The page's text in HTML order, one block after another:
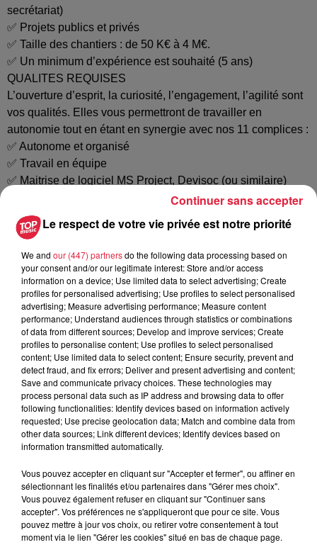
secrétariat)
✅ Projets publics et privés
✅ Taille des chantiers : de 50 K€ à 4 M€.
✅ Un minimum d’expérience est souhaité (5 ans)
QUALITES REQUISES
L’ouverture d’esprit, la curiosité, l’engagement, l’agilité sont
vos qualités. Elles vous permettront de travailler en
autonomie tout en étant en synergie avec nos 11 complices :
✅ Autonome et organisé
✅ Travail en équipe
✅ Maitrise de logiciel MS Project, Devisoc (ou similaire)
✅ Sensibilité au développement durable
D'EXECUTION DE TRAVAUX TCE - CDI
Votre nom*
Votre e-mail*
Votre n° de téléphone*
Le respect de votre vie privée est notre priorité
We and our (447) partnersdo the following data processing based on
your consent and/or our legitimate interest: Store and/or access
information on a device; Use limited data to select advertising; Create
profiles for personalised advertising; Use profiles to select personalised
advertising; Measure advertising performance; Measure content
performance; Understand audiences through statistics or combinations
of data from different sources; Develop and improve services; Create
profiles to personalise content; Use profiles to select personalised
content; Use limited data to select content; Ensure security, prevent and
detect fraud, and fix errors; Deliver and present advertising and content;
Save and communicate privacy choices. These technologies may
process personal data such as IP address and browsing data to offer
following functionalities: Identify devices based on information actively
requested; Use precise geolocation data; Match and combine data from
other data sources; Link different devices; Identify devices based on
information transmitted automatically.
Vous pouvez accepter en cliquant sur "Accepter et fermer", ou affiner en
sélectionnant les finalités et/ou partenaires dans "Gérer mes choix".
Vous pouvez également refuser en cliquant sur "Continuer sans
accepter". Vos préférences ne s'appliqueront que pour ce site. Vous
pouvez mettre à jour vos choix, ou retirer votre consentement à tout
moment via le lien "Gérer les cookies" situé en bas de chaque page.
Continuer sans accepter